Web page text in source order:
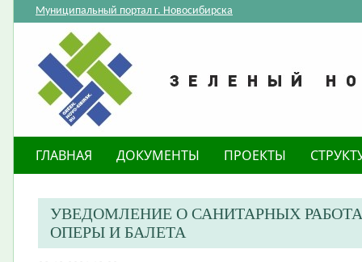
Муниципальный портал г. Новосибирска
ГЛАВНАЯ ДОКУМЕНТЫ ПРОЕКТЫ
УВЕДОМЛЕНИЕ О САНИТАРНЫХ
ОПЕРЫ И БАЛЕТА